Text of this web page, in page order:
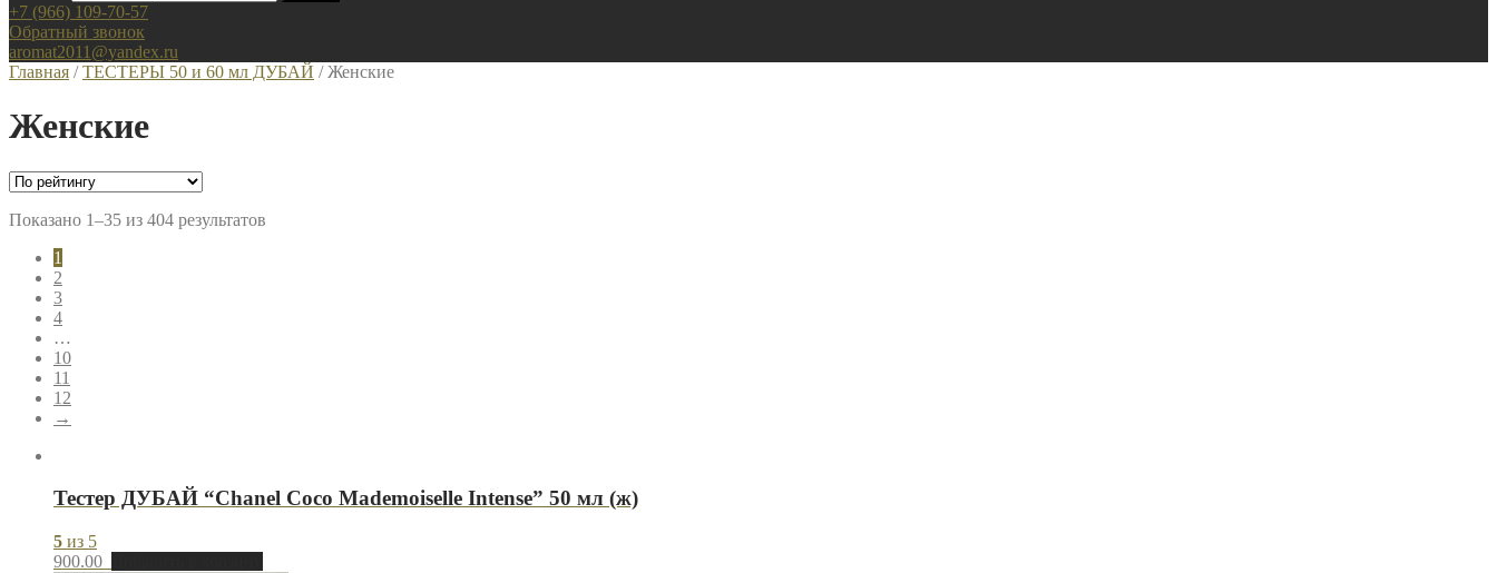
+7 (966) 109-70-57
Обратный звонок
aromat2011@yandex.ru
Главная /ТЕСТЕРЫ 50 и 60 мл ДУБАЙ / Женские
Женские
Показано 1–35 из 404 результатов
1
2
3
4
…
10
11
12
→
Тестер ДУБАЙ “Chanel Coco Mademoiselle Intense” 50 мл (ж)
5 из 5
900.00